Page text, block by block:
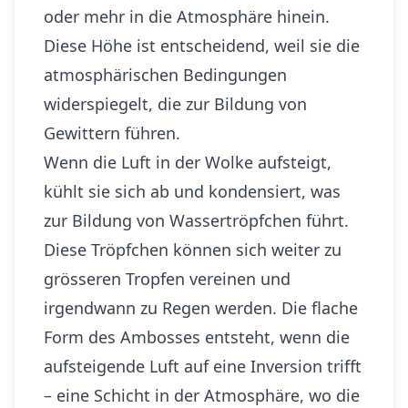
oder mehr in die Atmosphäre hinein.
Diese Höhe ist entscheidend, weil sie die
atmosphärischen Bedingungen
widerspiegelt, die zur Bildung von
Gewittern führen.
Wenn die Luft in der Wolke aufsteigt,
kühlt sie sich ab und kondensiert, was
zur Bildung von Wassertröpfchen führt.
Diese Tröpfchen können sich weiter zu
grösseren Tropfen vereinen und
irgendwann zu Regen werden. Die flache
Form des Ambosses entsteht, wenn die
aufsteigende Luft auf eine Inversion trifft
– eine Schicht in der Atmosphäre, wo die